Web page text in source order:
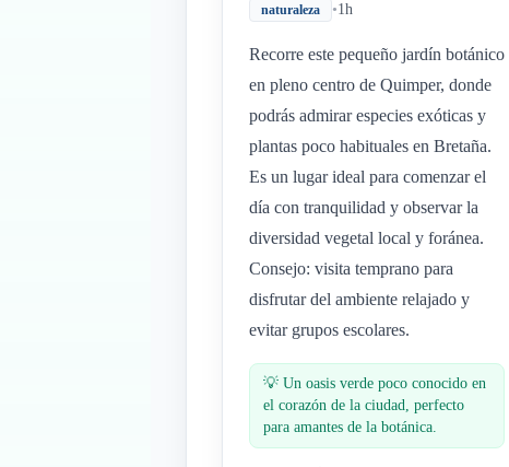
naturaleza •1h
Recorre este pequeño jardín botánico
en pleno centro de Quimper, donde
podrás admirar especies exóticas y
plantas poco habituales en Bretaña.
Es un lugar ideal para comenzar el
día con tranquilidad y observar la
diversidad vegetal local y foránea.
Consejo: visita temprano para
disfrutar del ambiente relajado y
evitar grupos escolares.
💡 Un oasis verde poco conocido en
el corazón de la ciudad, perfecto
para amantes de la botánica.